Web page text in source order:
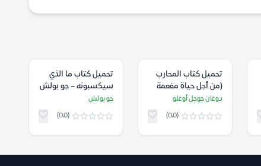
تحميل كتاب المحارب
(من أجل حياة مفعمة
بالحيوية والحماس
والمعنى) – دوغان
جوجل أوغلو
دوغان جوجل أوغلو
(0.0)
تحميل كتاب ما الذي
سيكسبونه – جو بولش
جو بولش
(0.0)